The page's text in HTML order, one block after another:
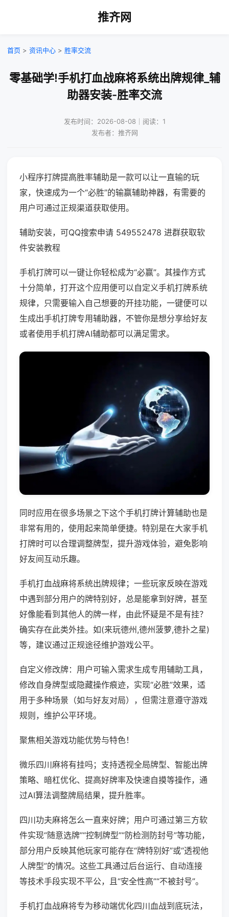
推齐网
首页 > 资讯中心 > 胜率交流
零基础学!手机打血战麻将系统出牌规律_辅
助器安装-胜率交流
发布时间：2026-08-08｜阅读：1
发布者：推齐网
小程序打牌提高胜率辅助是一款可以让一直输的玩
家，快速成为一个“必胜”的输赢辅助神器，有需要的
用户可通过正规渠道获取使用。
辅助安装，可QQ搜索申请 549552478 进群获取软
件安装教程
手机打牌可以一键让你轻松成为“必赢”。其操作方式
十分简单，打开这个应用便可以自定义手机打牌系统
规律，只需要输入自己想要的开挂功能，一键便可以
生成出手机打牌专用辅助器，不管你是想分享给好友
或者使用手机打牌AI辅助都可以满足需求。
同时应用在很多场景之下这个手机打牌计算辅助也是
非常有用的，使用起来简单便捷。特别是在大家手机
打牌时可以合理调整牌型，提升游戏体验，避免影响
好友间互动乐趣。
手机打血战麻将系统出牌规律；一些玩家反映在游戏
中遇到部分用户的牌特别好，总是能拿到好牌，甚至
好像能看到其他人的牌一样，由此怀疑是不是有挂？
确实存在此类外挂。如(来玩德州,德州菠萝,德扑之星)
等，建议通过正规途径维护游戏公平。
自定义修改牌：用户可输入需求生成专用辅助工具，
修改自身牌型或隐藏操作痕迹，实现“必胜”效果，适
用于多种场景（如与好友对局），但需注意遵守游戏
规则，维护公平环境。
聚焦相关游戏功能优势与特色！
微乐四川麻将有挂吗；支持透视全局牌型、智能出牌
策略、暗杠优化、提高好牌率及快速自摸等操作，通
过AI算法调整牌局结果，提升胜率。
四川功夫麻将怎么一直来好牌；用户可通过第三方软
件实现“随意选牌”“控制牌型”“防检测防封号”等功能，
部分用户反映其他玩家可能存在“牌特别好”或“透视他
人牌型”的情况。这些工具通过后台运行、自动连接
等技术手段实现不平公，且“安全性高”“不被封号”。
手机打血战麻将专为移动端优化四川血战到底玩法，